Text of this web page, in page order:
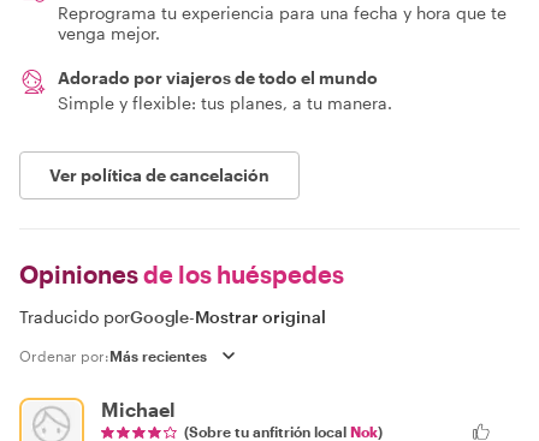
Reprograma tu experiencia para una fecha y hora que te
venga mejor.
Adorado por viajeros de todo el mundo
Simple y flexible: tus planes, a tu manera.
Ver política de cancelación
Opinionesde los huéspedes
Traducido porGoogle-Mostrar original
Ordenar por:
Michael
(Sobre tu anfitrión local Nok)